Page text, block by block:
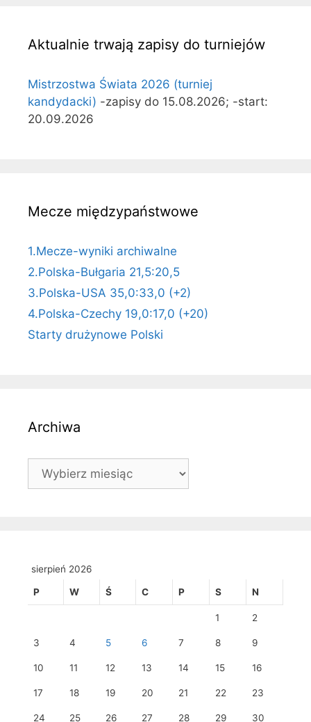
Aktualnie trwają zapisy do turniejów
Mistrzostwa Świata 2026 (turniej
kandydacki) -zapisy do 15.08.2026; -start:
20.09.2026
Mecze międzypaństwowe
1.Mecze-wyniki archiwalne
2.Polska-Bułgaria 21,5:20,5
3.Polska-USA 35,0:33,0 (+2)
4.Polska-Czechy 19,0:17,0 (+20)
Starty drużynowe Polski
Archiwa
Archiwa
sierpień 2026
P W Ś C P S N
1 2
3 4 5 6 7 8 9
10 11 12 13 14 15 16
17 18 19 20 21 22 23
24 25 26 27 28 29 30